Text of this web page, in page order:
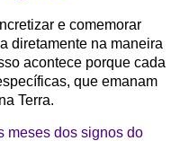
e comemorar
diretamente na maneira
acontece porque cada
que emanam
Terra.
meses dos signos do